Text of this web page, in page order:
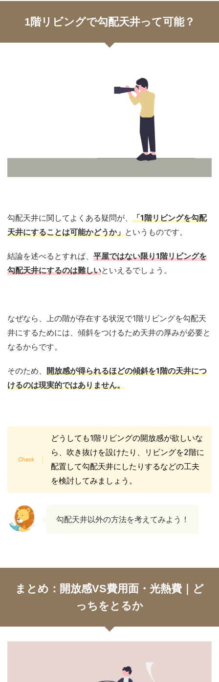
1階リビングで勾配天井って可能？
勾配天井に関してよくある疑問が、 「1階リビングを勾配
天井にすることは可能かどうか」というものです。
結論を述べるとすれば、 平屋ではない限り1階リビングを
勾配天井にするのは難しいといえるでしょう。
なぜなら、上の階が存在する状況で1階リビングを勾配天
井にするためには、傾斜をつけるため天井の厚みが必要と
なるからです。
そのため、 開放感が得られるほどの傾斜を1階の天井につ
けるのは現実的ではありません。
どうしても1階リビングの開放感が欲しいな
ら、吹き抜けを設けたり、リビングを2階に
配置して勾配天井にしたりするなどの工夫
を検討してみましょう。
勾配天井以外の方法を考えてみよう！
まとめ：開放感VS費用面・光熱費｜ど
っちをとるか